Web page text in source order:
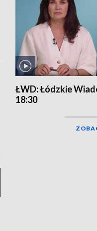
ŁWD: Łódzkie
18:30